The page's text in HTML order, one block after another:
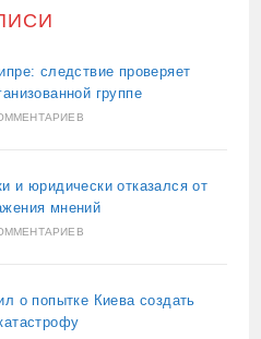
следствие проверяет
группе
и юридически отказался от
мнений
о попытке Киева создать